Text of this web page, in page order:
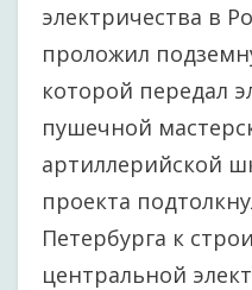
электричества в
проложил
которой передал
пушечной
артиллерийской
проекта
Петербурга к
центральной